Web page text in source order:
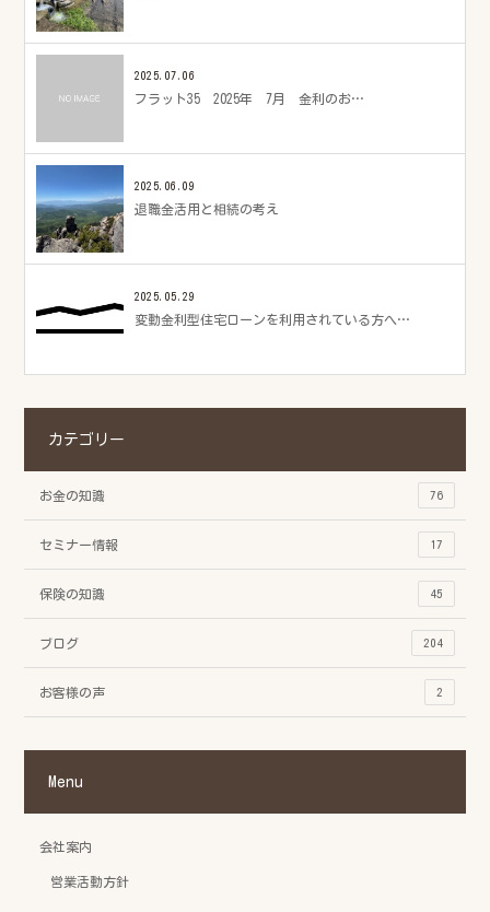
2025.07.06
フラット35 2025年 7月 金利のお…
2025.06.09
退職金活用と相続の考え
2025.05.29
変動金利型住宅ローンを利用されている方へ…
カテゴリー
お金の知識 76
セミナー情報 17
保険の知識 45
ブログ 204
お客様の声 2
Menu
会社案内
営業活動方針